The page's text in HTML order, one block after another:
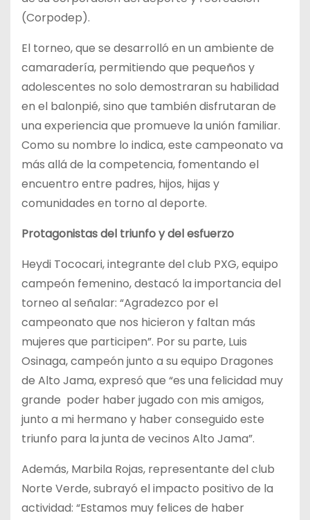
(Corpodep).
El torneo, que se desarrolló en un ambiente de
camaradería, permitiendo que pequeños y
adolescentes no solo demostraran su habilidad
en el balonpié, sino que también disfrutaran de
una experiencia que promueve la unión familiar.
Como su nombre lo indica, este campeonato va
más allá de la competencia, fomentando el
encuentro entre padres, hijos, hijas y
comunidades en torno al deporte.
Protagonistas del triunfo y del esfuerzo
Heydi Tococari, integrante del club PXG, equipo
campeón femenino, destacó la importancia del
torneo al señalar: “Agradezco por el
campeonato que nos hicieron y faltan más
mujeres que participen”. Por su parte, Luis
Osinaga, campeón junto a su equipo Dragones
de Alto Jama, expresó que “es una felicidad muy
grande poder haber jugado con mis amigos,
junto a mi hermano y haber conseguido este
triunfo para la junta de vecinos Alto Jama”.
Además, Marbila Rojas, representante del club
Norte Verde, subrayó el impacto positivo de la
actividad: “Estamos muy felices de haber